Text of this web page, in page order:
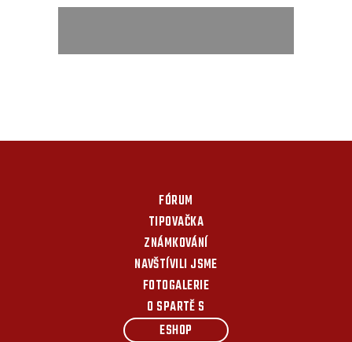
FÓRUM
TIPOVAČKA
ZNÁMKOVÁNÍ
NAVŠTÍVILI JSME
FOTOGALERIE
O SPARTĚ S
ESHOP